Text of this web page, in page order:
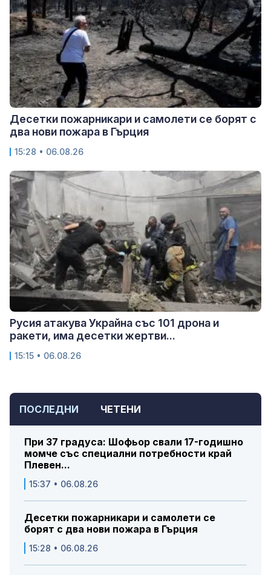
ПОСЛЕДНИ ЧЕТЕНИ
При 37 градуса: Шофьор свали 17-годишно
момче със специални потребности край
Плевен...
15:37 • 06.08.26
Десетки пожарникари и самолети се
борят с два нови пожара в Гърция
15:28 • 06.08.26
Десетки пожарникари и самолети се борят с
два нови пожара в Гърция
15:28 • 06.08.26
Русия атакува Украйна със 101 дрона и
ракети, има десетки жертви...
15:15 • 06.08.26